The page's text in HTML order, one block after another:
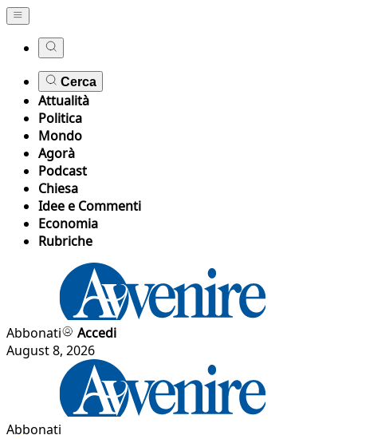
Cerca
Attualità
Politica
Mondo
Agorà
Podcast
Chiesa
Idee e Commenti
Economia
Rubriche
Abbonati
Accedi
August 8, 2026
Abbonati